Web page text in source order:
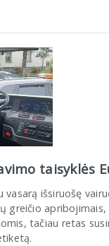
taisyklės
vasarą išsiruošę
greičio apribojimais,
tačiau retas